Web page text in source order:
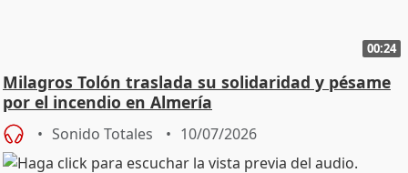
00:24
Milagros Tolón traslada su solidaridad y pésame
por el incendio en Almería
Sonido Totales 10/07/2026